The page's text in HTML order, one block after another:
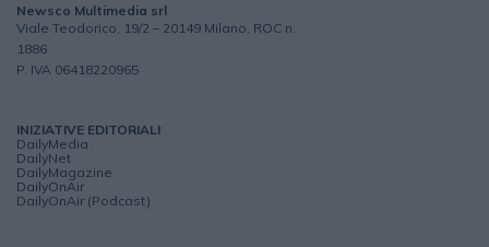
Newsco Multimedia srl
Viale Teodorico, 19/2 – 20149 Milano, ROC n.
1886
P. IVA 06418220965
INIZIATIVE EDITORIALI
DailyMedia
DailyNet
DailyMagazine
DailyOnAir
DailyOnAir (Podcast)